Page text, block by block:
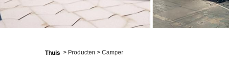
Thuis > Producten > Camper